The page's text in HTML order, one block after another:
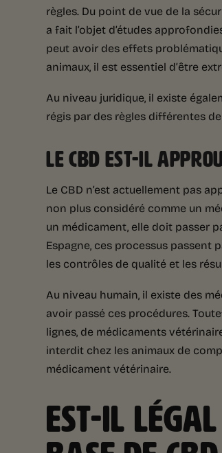
règles. Du point de vue de la
a fait l’objet d’études
peut avoir des effets
animaux, il est essentiel d’être
Au niveau juridique, il existe
régis par des règles différentes
LE CBD EST-IL
Le CBD n’est actuellement pas
non plus considéré comme un
un médicament, elle doit passer
Espagne, ces processus passent
les contrôles de qualité et les
Au niveau humain, il existe des
avoir passé ces procédures.
lignes, de médicaments
interdit chez les animaux de
médicament vétérinaire.
EST-IL